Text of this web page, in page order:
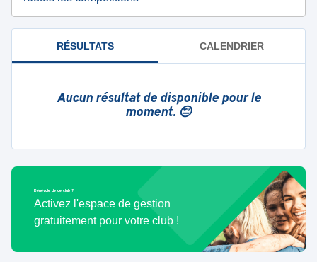
RÉSULTATS CALENDRIER
Aucun résultat de disponible pour le
moment. 😔
Bénévole de ce club ?
Activez l'espace de gestion
gratuitement pour votre club !